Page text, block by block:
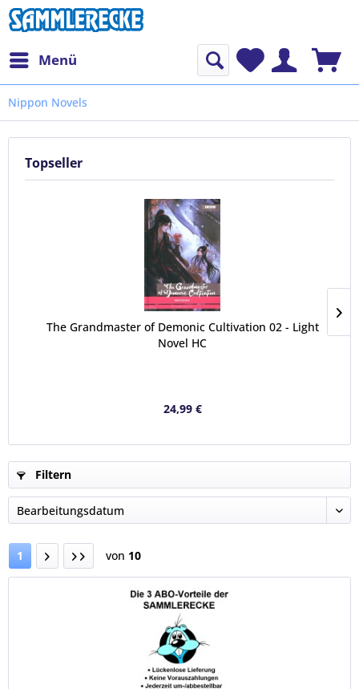
Menü
Nippon Novels
Topseller
The Grandmaster of Demonic Cultivation 02 - Light
Novel HC
24,99 €
Filtern
1 von 10